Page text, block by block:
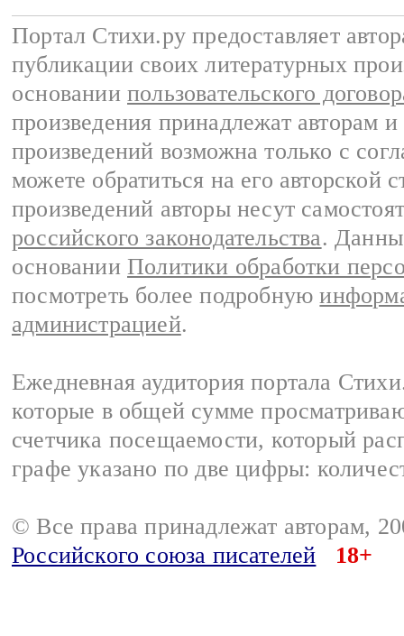
Портал Стихи.ру предоставляет
публикации своих литературных
основании пользовательского
произведения принадлежат авторам
произведений возможна только с
можете обратиться на его авторской
произведений авторы несут
российского законодательства.
основании Политики обработки
посмотреть более подробную
администрацией.
Ежедневная аудитория портала
которые в общей сумме
счетчика посещаемости, который
графе указано по две цифры:
© Все права принадлежат авторам,
Российского союза писателей
18+